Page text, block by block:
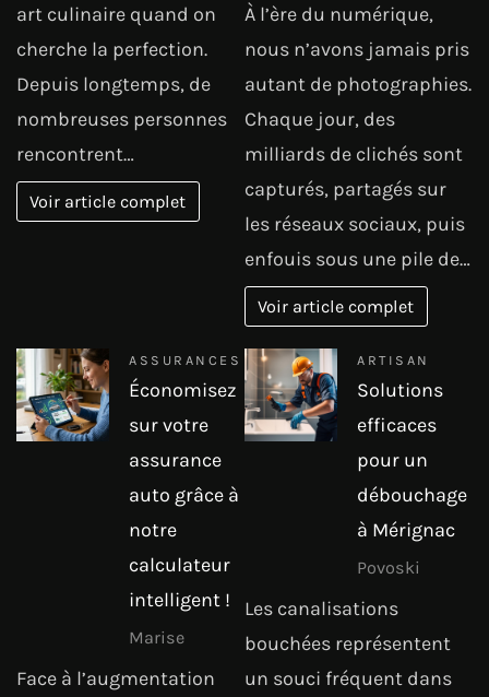
art culinaire quand on
cherche la perfection.
Depuis longtemps, de
nombreuses personnes
rencontrent…
Voir article complet
À l’ère du numérique,
nous n’avons jamais pris
autant de photographies.
Chaque jour, des
milliards de clichés sont
capturés, partagés sur
les réseaux sociaux, puis
enfouis sous une pile de…
Voir article complet
ASSURANCES
Économisez
sur votre
assurance
auto grâce à
notre
calculateur
intelligent !
Marise
Face à l’augmentation
ARTISAN
Solutions
efficaces
pour un
débouchage
à Mérignac
Povoski
Les canalisations
bouchées représentent
un souci fréquent dans